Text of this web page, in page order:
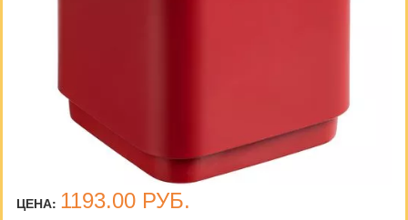
ЦЕНА: 1193.00 РУБ.